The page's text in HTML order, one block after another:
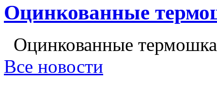
Оцинкованные
Оцинкованные
Все новости